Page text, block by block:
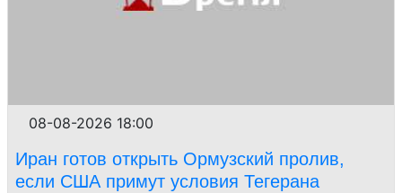
08-08-2026 18:00
Иран готов открыть Ормузский пролив,
если США примут условия Тегерана